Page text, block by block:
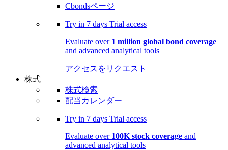
Cbondsページ
Try in 7 days Trial access
Evaluate over 1 million global bond coverage
and advanced analytical tools
アクセスをリクエスト
株式
株式検索
配当カレンダー
Try in 7 days Trial access
Evaluate over 100K stock coverage and
advanced analytical tools